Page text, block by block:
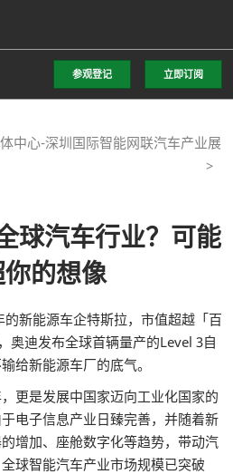
参观登记 立即订阅
中心-深圳国际智能网联汽车产业展
球汽车行业？可能
的想像
新能源车企特斯拉，市值超越「百
奥迪发布全球首辆量产的Level 3自
给新能源车厂的底气。
更是发展中国家迈向工业化国家的
电子信息产业日臻完善，并随着新
增加、座舱数字化等趋势，带动汽
球智能汽车产业市场规模已突破